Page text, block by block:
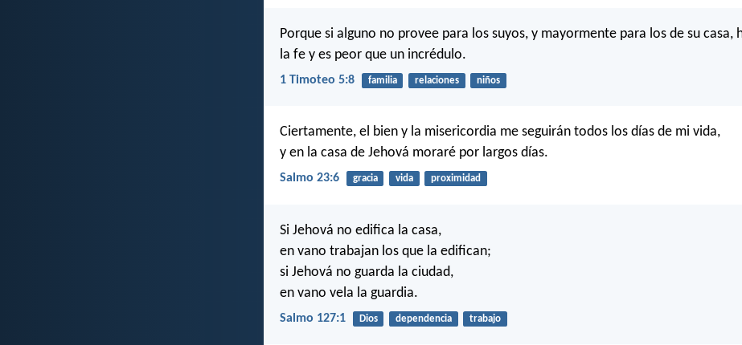
Porque si alguno no provee para los suyos, y mayormente para los de su casa,
la fe y es peor que un incrédulo.
1 Timoteo 5:8 familia relaciones niños
Ciertamente, el bien y la misericordia me seguirán todos los días de mi vida,
y en la casa de Jehová moraré por largos días.
Salmo 23:6 gracia vida proximidad
Si Jehová no edifica la casa,
en vano trabajan los que la edifican;
si Jehová no guarda la ciudad,
en vano vela la guardia.
Salmo 127:1 Dios dependencia trabajo